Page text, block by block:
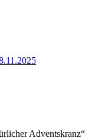
Adventskranz“